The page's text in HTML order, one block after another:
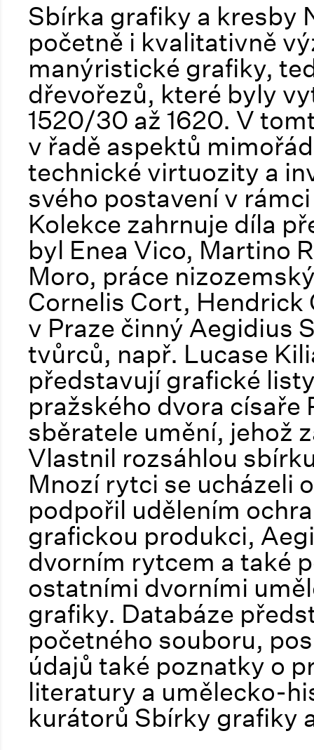
Sbírka grafiky a kresby
početně i kvalitativně
manýristické grafiky,
dřevořezů, které byly
1520/30 až 1620. V
v řadě aspektů
technické virtuozity a
svého postavení v
Kolekce zahrnuje díla
byl Enea Vico, Martino
Moro, práce
Cornelis Cort, Hendrick
v Praze činný Aegidius
tvůrců, např. Lucase
představují grafické
pražského dvora císaře
sběratele umění, jehož
Vlastnil rozsáhlou
Mnozí rytci se ucházeli
podpořil udělením
grafickou produkci,
dvorním rytcem a také
ostatními dvorními
grafiky. Databáze
početného souboru,
údajů také poznatky o
literatury a umělecko-
kurátorů Sbírky grafiky